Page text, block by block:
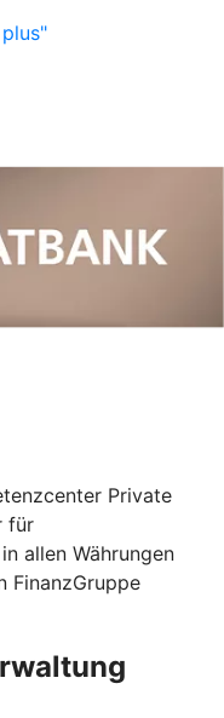
Private
für
allen Währungen
FinanzGruppe